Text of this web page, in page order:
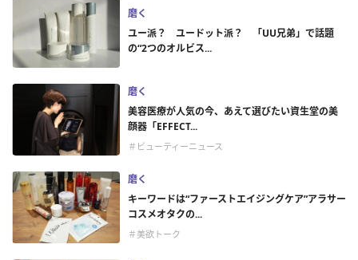
磨く
ユー派？ ユードット派？ 「UU兄弟」で話題
の“2つのオルビス...
磨く
美容医療が人気の今、あえて選びたい資生堂の美
顔器「EFFECT...
＃ビューティーニュース
磨く
キーワードは“ファーストエイジングケア”アラサー
コスメオタクの...
＃美欲トーク